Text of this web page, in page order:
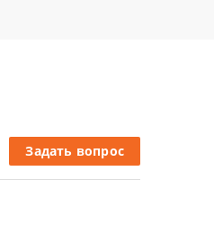
Задать вопрос